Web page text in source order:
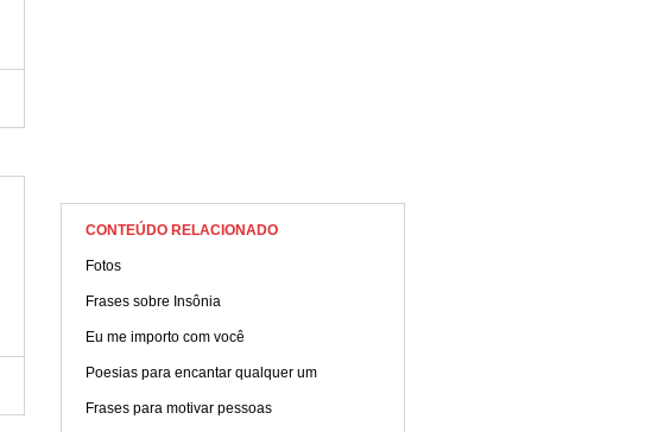
CONTEÚDO RELACIONADO
Fotos
Frases sobre Insônia
Eu me importo com você
Poesias para encantar qualquer um
Frases para motivar pessoas